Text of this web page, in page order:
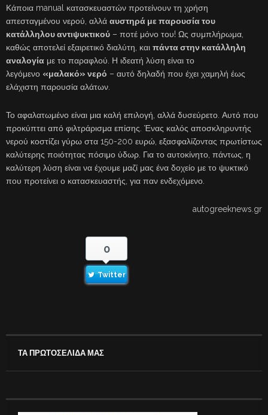
Κάποια manual κατασκευαστών προτείνουν τη χρήση
απεσταγμένου νερού, αλλά αυστηρά με παρουσία του
κατάλληλου αντιψυκτικού – ποτέ μόνο του! Ως συμπλήρωμα,
καθώς αποτελεί εξαιρετικό διαλύτη, και πάντα στην κατάλληλη
αναλογία με το παραφλού. Η ιδεατή λύση είναι το
λεγόμενο «μαλακό» νερό – αυτό δηλαδή που έχει χαμηλή έως
ελάχιστη παρουσία αλάτων.
Το αφαλατωμένο είναι μια καλή επιλογή, αλλά δυσεύρετο. Αυτό που
προκύπτει από φιλτράρισμα επίσης. Ένας καλός αποσκληρυντής
νερού κοστίζει γύρω στα 150-200 ευρώ, εξασφαλίζοντας πρωτίστως
καλύτερης ποιότητας πόσιμο ύδωρ. Για το αυτοκίνητο, πάντως, η
καλύτερη λύση είναι να έχουμε μαζί μας ένα δοχείο με το ψυκτικό
που προτείνει ο κατασκευαστής, για παν ενδεχόμενο.
autogreeknews.gr
0
Twitter
ΤΑ ΠΡΩΤΟΣΕΛΙΔΑ ΜΑΣ